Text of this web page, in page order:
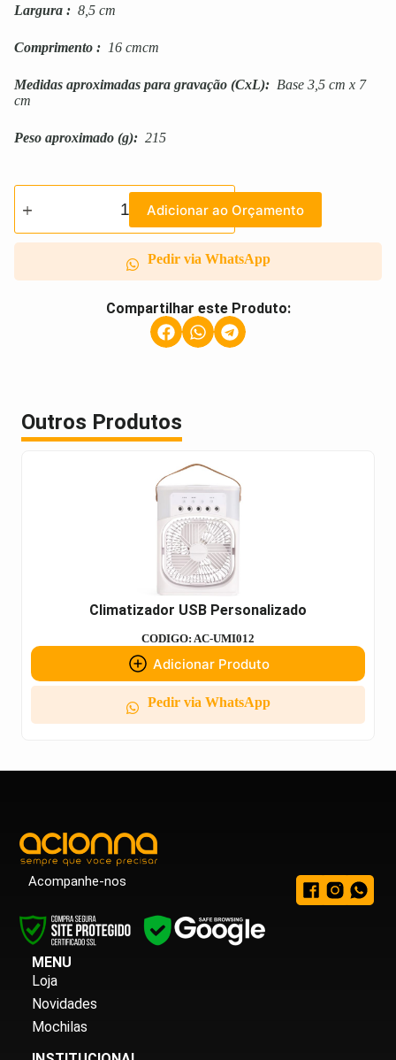
Largura : 8,5 cm
Comprimento : 16 cmcm
Medidas aproximadas para gravação (CxL): Base 3,5 cm x 7
cm
Peso aproximado (g): 215
Adicionar ao Orçamento
Pedir via WhatsApp
Compartilhar este Produto:
Outros Produtos
Climatizador USB Personalizado
CODIGO: AC-UMI012
Adicionar Produto
Pedir via WhatsApp
Acompanhe-nos
MENU
Loja
Novidades
Mochilas